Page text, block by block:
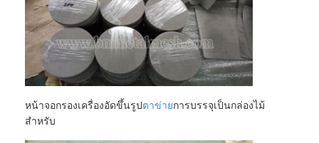
สกรีนกรอง extruder
แพ็คหน้าจอเครื่องอัดรีด
ลวดสลิงตาข่าย
รั้วสนามปาเดล
หน้าจอกรองเครื่องอัดขึ้นรูปตาข่ายการบรรจุเป็นกล่องไม้
สำหรับ